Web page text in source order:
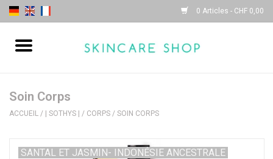
0 Articles - CHF 0,00
| Sothys |
Soin Corps
ACCUEIL / | SOTHYS | / CORPS / SOIN CORPS
SANTAL ET JASMIN- INDONÉSIE ANCESTRALE